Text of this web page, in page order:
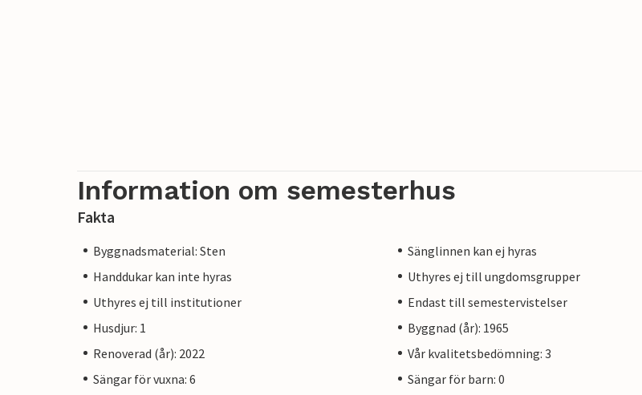
Information om semesterhus
Fakta
Byggnadsmaterial: Sten
Sänglinnen kan ej hyras
Handdukar kan inte hyras
Uthyres ej till ungdomsgrupper
Uthyres ej till institutioner
Endast till semestervistelser
Husdjur: 1
Byggnad (år): 1965
Renoverad (år): 2022
Vår kvalitetsbedömning: 3
Sängar för vuxna: 6
Sängar för barn: 0